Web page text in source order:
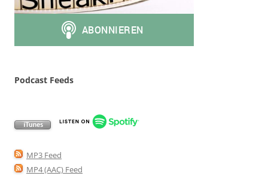
Podcast Feeds
MP3 Feed
MP4 (AAC) Feed